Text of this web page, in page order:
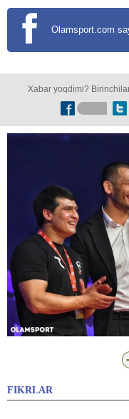
Olamsport.com
Xabar yoqdimi?
FIKRLAR